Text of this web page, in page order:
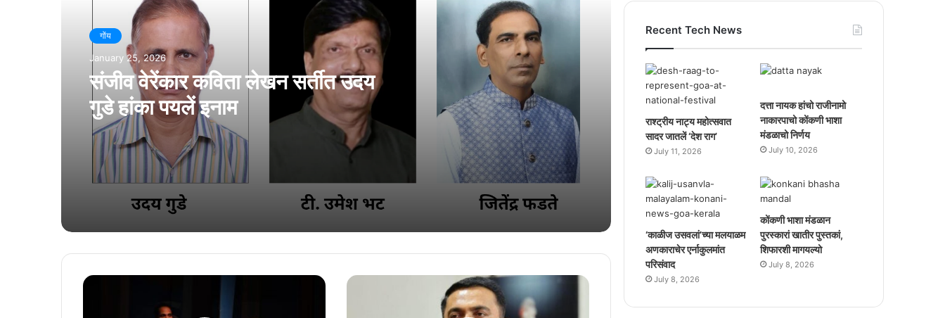
गोंय
January 25, 2026
संजीव वेरेंकार कविता लेखन सर्तीत उदय
गुडे हांका पयलें इनाम
‘हांका’ फावो जालें ‘कोंकणी भाशा मंडळ’ पुरस्कार…
कोचींत शणै गोंयबाब स्मारक प्रस्नोत्तरी सर्त
कोंकणी भाशा मंडळान घडोवन हाडलो सरकारी
शिक्षकां खातीर ‘सृजन संवाद’
पुरस्कारां खातीर कोंकणी भाशा मंडळान मारला उलो
एकठांय येवया… राजभास कायद्याचे प्रभावी
अंमलबजावणे खातीर वावरुया…
Recent Tech News
राश्ट्रीय नाट्य महोत्सवात
सादर जातलें ‘देश राग’
July 11, 2026
दत्ता नायक हांचो राजीनामो
नाकारपाचो कोंकणी भाशा
मंडळाचो निर्णय
July 10, 2026
‘काळीज उसवलां’च्या मलयाळम
अणकाराचेर एर्नाकुलमांत
परिसंवाद
July 8, 2026
कोंकणी भाशा मंडळान
पुरस्कारां खातीर पुस्तकां,
शिफारशी मागयल्यो
July 8, 2026